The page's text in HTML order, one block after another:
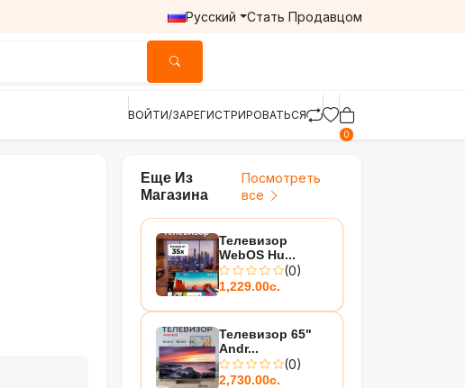
Русский Стать Продавцом
ВОЙТИ/ЗАРЕГИСТРИРОВАТЬСЯ
0
Еще Из
Магазина
Посмотреть
все
Телевизор
WebOS Hu...
(0)
1,229.00с.
Телевизор 65"
Andr...
(0)
2,730.00с.